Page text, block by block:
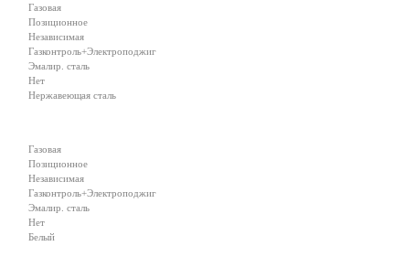
Газовая
Позиционное
Независимая
Газконтроль+Электроподжиг
Эмалир. сталь
Нет
Нержавеющая сталь
Газовая
Позиционное
Независимая
Газконтроль+Электроподжиг
Эмалир. сталь
Нет
Белый